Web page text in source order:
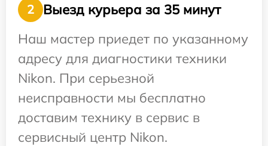
2
Выезд курьера за 35 минут
Наш мастер приедет по указанному
адресу для диагностики техники
Nikon. При серьезной
неисправности мы бесплатно
доставим технику в сервис в
сервисный центр Nikon.